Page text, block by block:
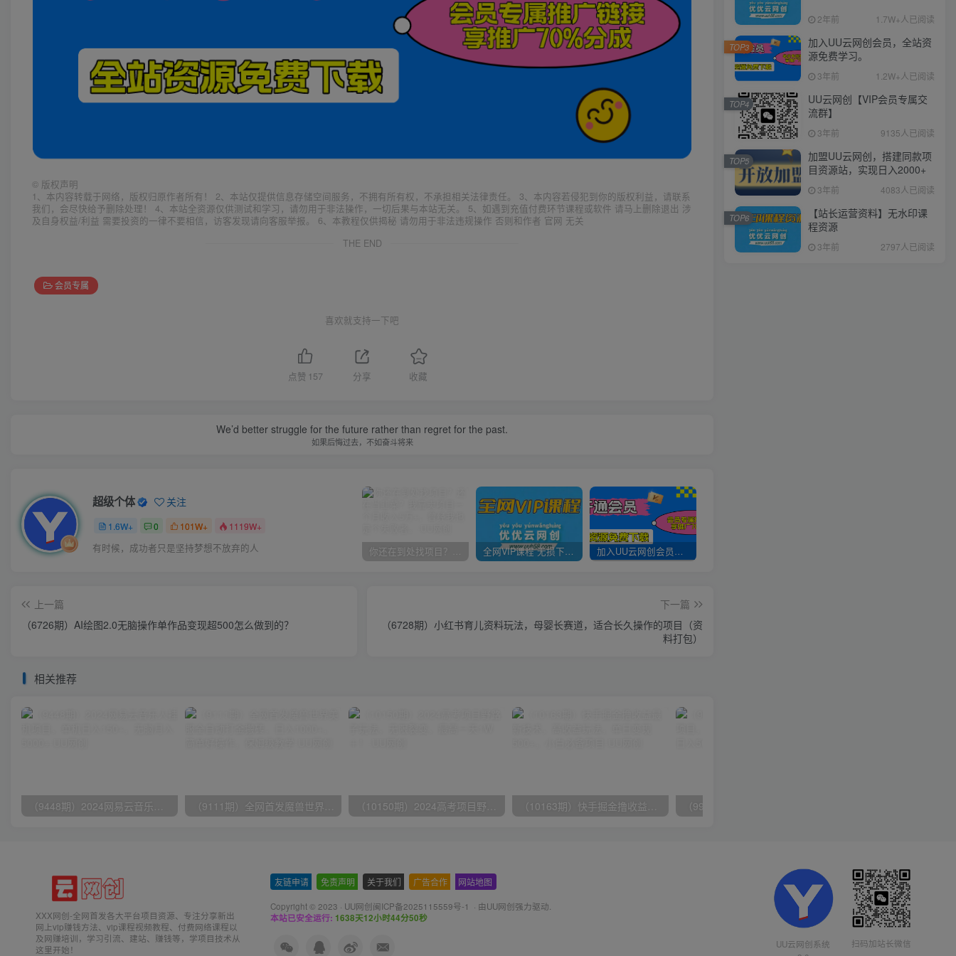
© 版权声明
1、本内容转载于网络，版权归原作者所有！ 2、本站仅提供信息存储空间服务，不拥有所有权，不承担相关法律责任。 3、本内容若侵犯到你的版权利益，请联系
我们，会尽快给予删除处理！ 4、本站全资源仅供测试和学习，请勿用于非法操作，一切后果与本站无关。 5、如遇到充值付费环节课程或软件 请马上删除退出 涉
及自身权益/利益 需要投资的一律不要相信，访客发现请向客服举报。 6、本教程仅供揭秘 请勿用于非法违规操作 否则和作者 官网 无关
THE END
会员专属
喜欢就支持一下吧
点赞 157 分享 收藏
We’d better struggle for the future rather than regret for the past.
如果后悔过去，不如奋斗将来
超级个体 关注
1.6W+ 0 101W+ 1119W+
有时候，成功者只是坚持梦想不放弃的人 你还在到处找项目？还在当韭菜？我靠卖项目一个月收入5万+，曾经我也是个失败者。 全网VIP课程 无损下载~ 加入UU云网创会员，全站资源免费学习。
上一篇
（6726期）AI绘图2.0无脑操作单作品变现超500怎么做到的？
下一篇
（6728期）小红书育儿资料玩法，母婴长赛道，适合长久操作的项目（资
料打包）
相关推荐
（9448期）2024网易云音乐人挂机项目，单机日入150+，无脑月入5000+ （9111期）全网首发魔兽世界美服全自动打金搬砖，日入1000+，简单好操作，保姆级教学 （10150期）2024高考项目野路子玩法，无限裂变，最高一天1W＋！ （10163期）快手掘金撸收益最新技术，高收益玩法，单日变现500+，小白必备项目
2年前 1.7W+人已阅读
加入UU云网创会员，全站资
源免费学习。
3年前 1.2W+人已阅读
TOP3
UU云网创【VIP会员专属交
流群】
3年前 9135人已阅读
TOP4
加盟UU云网创，搭建同款项
目资源站，实现日入2000+
3年前 4083人已阅读
TOP5
【站长运营资料】无水印课
程资源
3年前 2797人已阅读
TOP6
XXX网创-全网首发各大平台项目资源、专注分享新出
网上vip赚钱方法、vip课程视频教程、付费网络课程以
及网赚培训，学习引流、建站、赚钱等，学项目技术从
这里开始！
友链申请 免责声明 关于我们 广告合作 网站地图
Copyright © 2023 · UU网创闽ICP备2025115559号-1 · 由UU网创强力驱动.
本站已安全运行: 1638天12小时44分51秒
UU云网创系统
扫码加站长微信